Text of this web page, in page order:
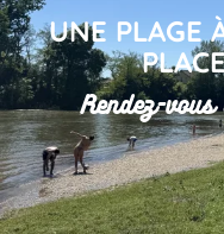
UNE PLAGE
Rendez-